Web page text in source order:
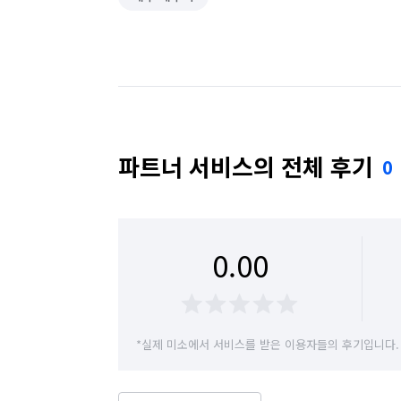
파트너 서비스의 전체 후기 0
0.00
*실제 미소에서 서비스를 받은 이용자들의 후기입니다.